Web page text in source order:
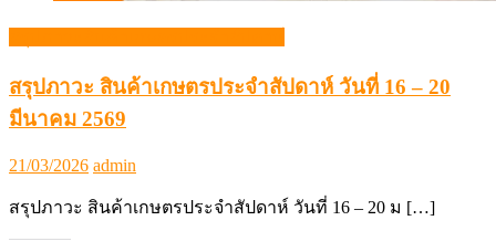
สรุปภาวะ สินค้าเกษตรประจำสัปดาห์ วันที่ 16 – 20
มีนาคม 2569
Posted
21/03/2026 Author
admin
สรุปภาวะ สินค้าเกษตรประจำสัปดาห์ วันที่ 16 – 20 ม […]